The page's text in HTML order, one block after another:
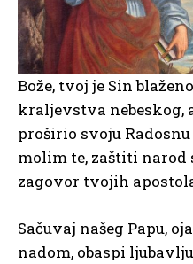
Bože, tvoj je Sin
kraljevstva nebeskog,
proširio svoju
molim te, zaštiti narod
zagovor tvojih
Sačuvaj našeg Papu,
nadom, obaspi